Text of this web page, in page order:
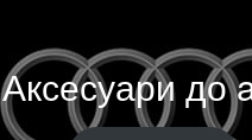
Аксесуари до